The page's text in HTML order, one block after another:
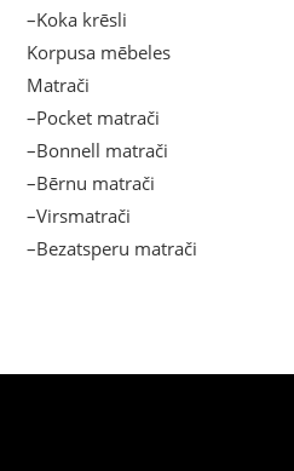
–Koka krēsli
Korpusa mēbeles
Matrači
–Pocket matrači
–Bonnell matrači
–Bērnu matrači
–Virsmatrači
–Bezatsperu matrači